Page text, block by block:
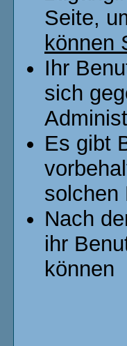
Seite,
können
Ihr
sich
Es gibt
solchen
Nach
ihr
können